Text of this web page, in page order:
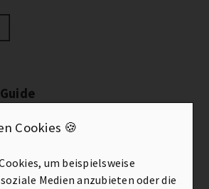
Cookies 🍪
um beispielsweise
Medien anzubieten oder die